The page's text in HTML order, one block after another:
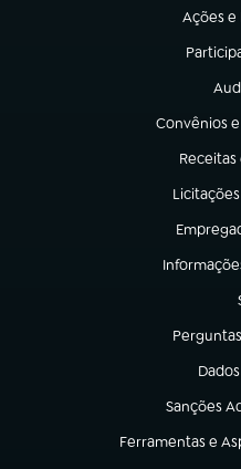
Ações e
(abre
(abre
Convênios
(abre em
Receitas
(abre
(abre em
(abre em
(abre em
(abre em
(abre
Sanções
(abre em
Ferramentas e
(abre em nova